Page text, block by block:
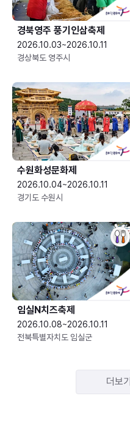
경북영주 풍기인삼축제
2026.10.03~2026.10.11
경상북도 영주시
수원화성문화제
2026.10.04~2026.10.11
경기도 수원시
임실N치즈축제
2026.10.08~2026.10.11
전북특별자치도 임실군
더보